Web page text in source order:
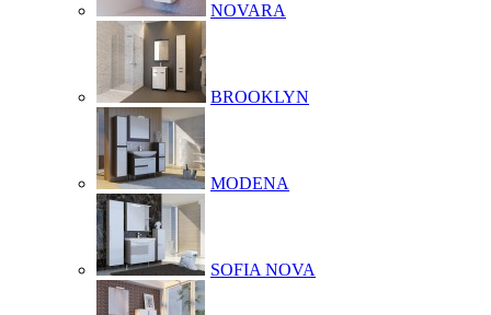
NOVARA
BROOKLYN
MODENA
SOFIA NOVA